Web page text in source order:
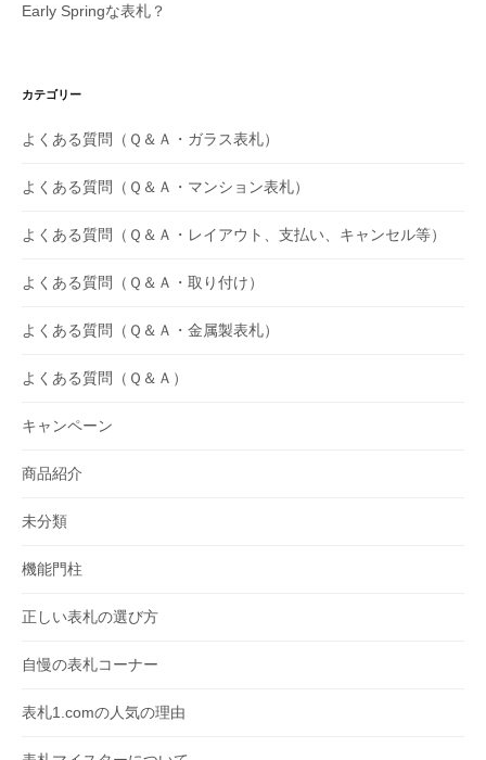
Early Springな表札？
カテゴリー
よくある質問（Ｑ＆Ａ・ガラス表札）
よくある質問（Ｑ＆Ａ・マンション表札）
よくある質問（Ｑ＆Ａ・レイアウト、支払い、キャンセル等）
よくある質問（Ｑ＆Ａ・取り付け）
よくある質問（Ｑ＆Ａ・金属製表札）
よくある質問（Ｑ＆Ａ）
キャンペーン
商品紹介
未分類
機能門柱
正しい表札の選び方
自慢の表札コーナー
表札1.comの人気の理由